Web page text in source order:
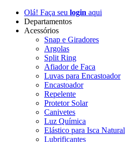
Olá! Faça seu login aqui
Departamentos
Acessórios
Snap e Giradores
Argolas
Split Ring
Afiador de Faca
Luvas para Encastoador
Encastoador
Repelente
Protetor Solar
Canivetes
Luz Química
Elástico para Isca Natural
Lubrificantes